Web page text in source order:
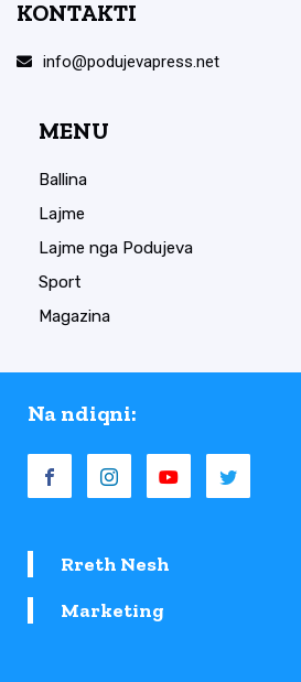
KONTAKTI
info@podujevapress.net
MENU
Ballina
Lajme
Lajme nga Podujeva
Sport
Magazina
Na ndiqni:
Rreth Nesh
Marketing